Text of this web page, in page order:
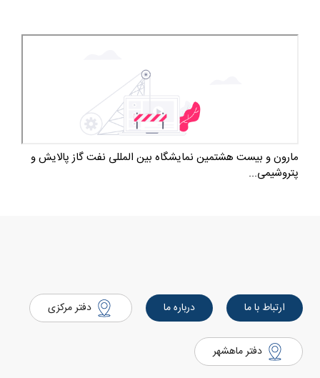
مارون و بیست هشتمین نمایشگاه بین المللی نفت گاز پالایش و
پتروشیمی...
ارتباط با ما درباره ما دفتر مرکزی
دفتر ماهشهر